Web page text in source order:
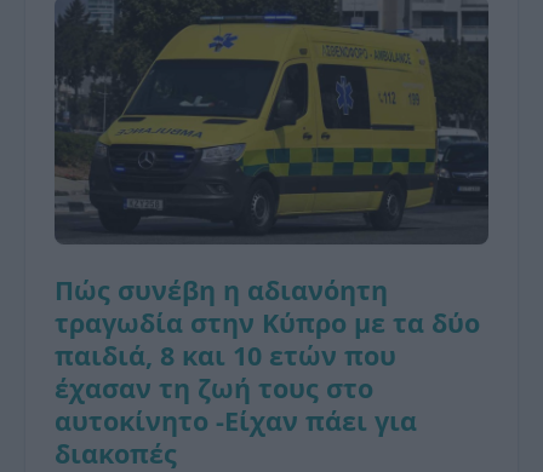
Πώς συνέβη η αδιανόητη
τραγωδία στην Κύπρο με τα δύο
παιδιά, 8 και 10 ετών που
έχασαν τη ζωή τους στο
αυτοκίνητο -Είχαν πάει για
διακοπές